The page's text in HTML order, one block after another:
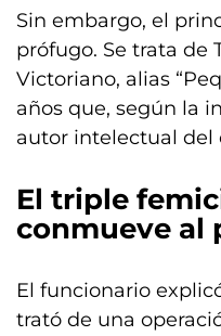
Sin embargo, el
prófugo. Se trata de
Victoriano, alias
años que, según la
autor intelectual del
El triple
conmueve al
El funcionario
trató de una